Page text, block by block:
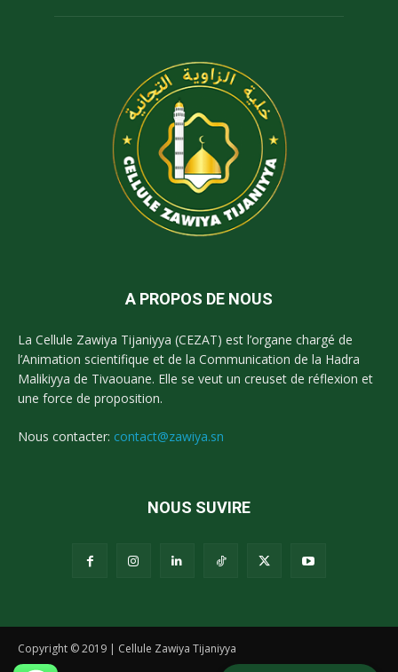
A PROPOS DE NOUS
La Cellule Zawiya Tijaniyya (CEZAT) est l’organe chargé de
l’Animation scientifique et de la Communication de la Hadra
Malikiyya de Tivaouane. Elle se veut un creuset de réflexion et
une force de proposition.
Nous contacter: contact@zawiya.sn
NOUS SUVIRE
Copyright © 2019 | Cellule Zawiya Tijaniyya